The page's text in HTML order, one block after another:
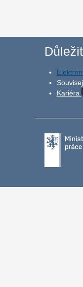
Kariéra